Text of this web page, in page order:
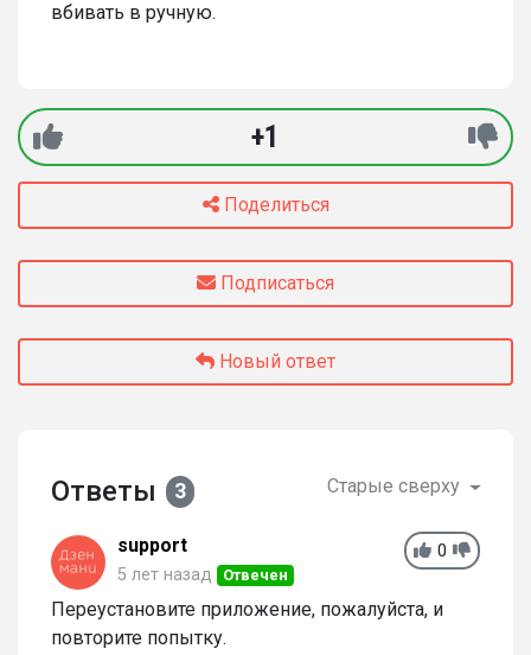
вбивать в ручную.
+1
Поделиться
Подписаться
Новый ответ
Ответы 3 Старые сверху
0
support
5 лет назад Отвечен
Переустановите приложение, пожалуйста, и
повторите попытку.